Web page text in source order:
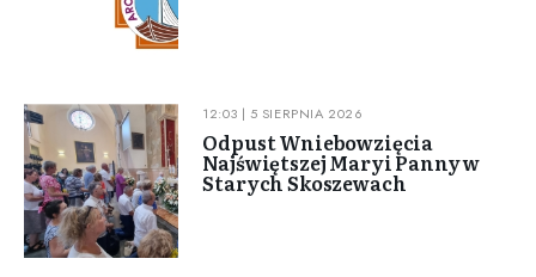
12:03 | 5 SIERPNIA 2026
Odpust Wniebowzięcia
Najświętszej Maryi Panny w
Starych Skoszewach